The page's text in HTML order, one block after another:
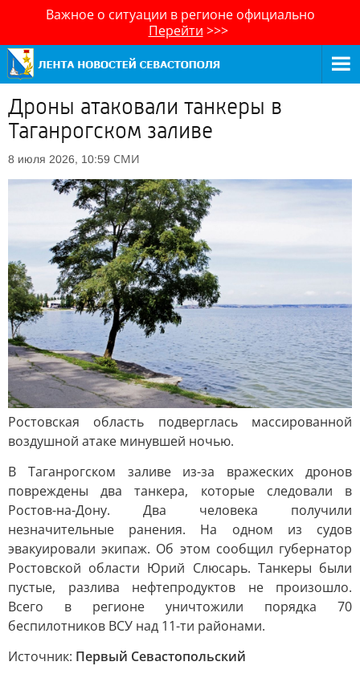
Важное о ситуации в регионе официально
Перейти >>>
Дроны атаковали танкеры в
Таганрогском заливе
8 июля 2026, 10:59 СМИ
Ростовская область подверглась массированной
воздушной атаке минувшей ночью.
В Таганрогском заливе из-за вражеских дронов
повреждены два танкера, которые следовали в
Ростов-на-Дону. Два человека получили
незначительные ранения. На одном из судов
эвакуировали экипаж. Об этом сообщил губернатор
Ростовской области Юрий Слюсарь. Танкеры были
пустые, разлива нефтепродуктов не произошло.
Всего в регионе уничтожили порядка 70
беспилотников ВСУ над 11-ти районами.
Источник: Первый Севастопольский